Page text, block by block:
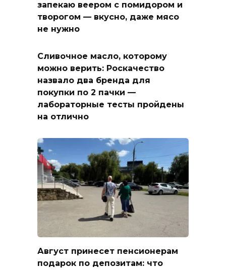
запекаю веером с помидором и
творогом — вкусно, даже мясо
не нужно
Сливочное масло, которому
можно верить: Роскачество
назвало два бренда для
покупки по 2 пачки —
лабораторные тесты пройдены
на отлично
Август принесет пенсионерам
подарок по депозитам: что